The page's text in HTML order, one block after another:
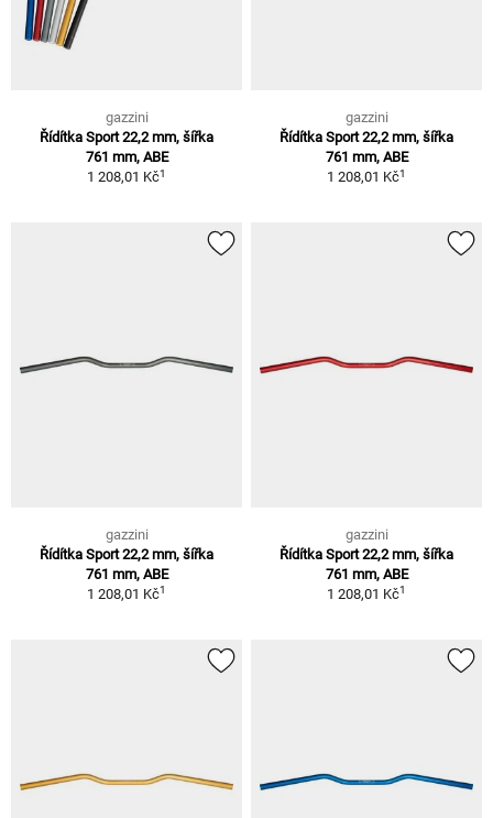
gazzini
Řídítka Sport 22,2 mm, šířka
761 mm, ABE
1 208,01 Kč1
gazzini
Řídítka Sport 22,2 mm, šířka
761 mm, ABE
1 208,01 Kč1
gazzini
Řídítka Sport 22,2 mm, šířka
761 mm, ABE
1 208,01 Kč1
gazzini
Řídítka Sport 22,2 mm, šířka
761 mm, ABE
1 208,01 Kč1